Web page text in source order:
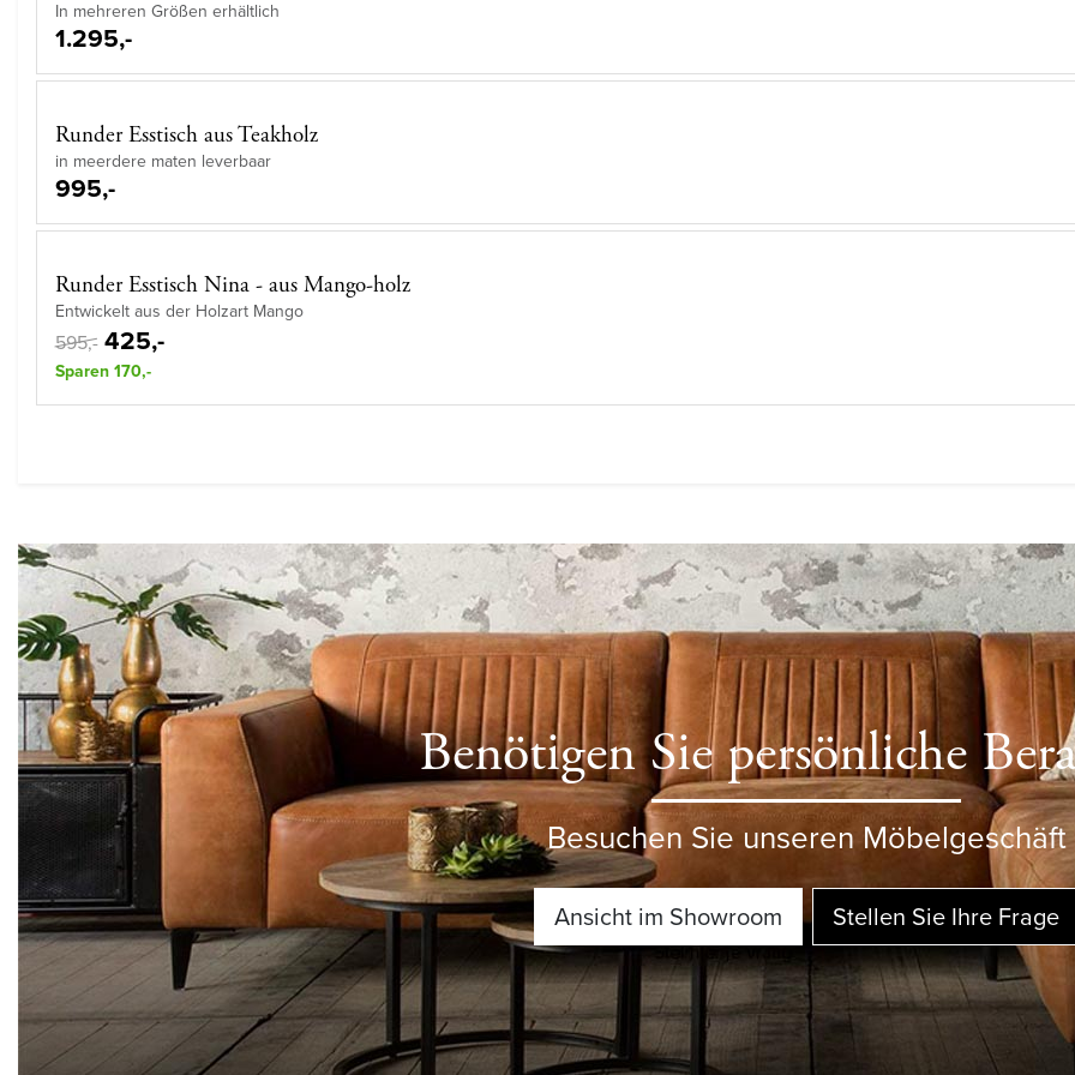
In mehreren Größen erhältlich
1.295,-
Runder Esstisch aus Teakholz
in meerdere maten leverbaar
995,-
Runder Esstisch Nina - aus Mango-holz
Entwickelt aus der Holzart Mango
595,- 425,-
Sparen 170,-
Benötigen Sie persönliche
Besuchen Sie unseren Möbelgeschäft
Ansicht im Showroom Stellen Sie Ihre Frage